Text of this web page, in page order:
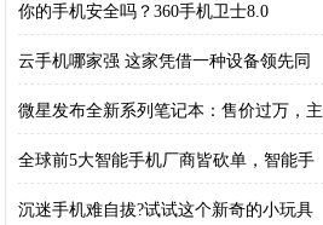
你的手机安全吗？360手机卫士8.0
云手机哪家强 这家凭借一种设备领先同
微星发布全新系列笔记本：售价过万，主
全球前5大智能手机厂商皆砍单，智能手
沉迷手机难自拔?试试这个新奇的小玩具